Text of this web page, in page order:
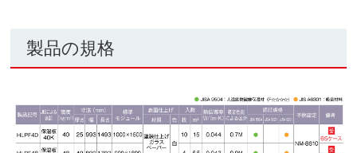
製品の規格